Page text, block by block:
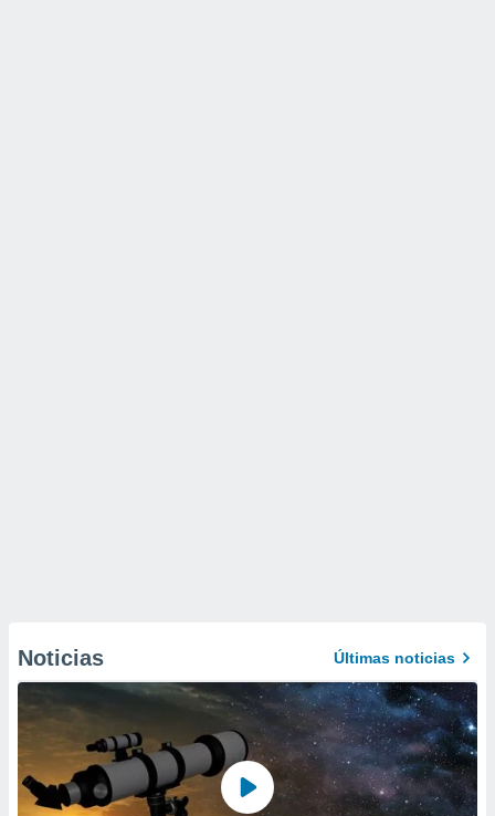
Noticias Últimas noticias